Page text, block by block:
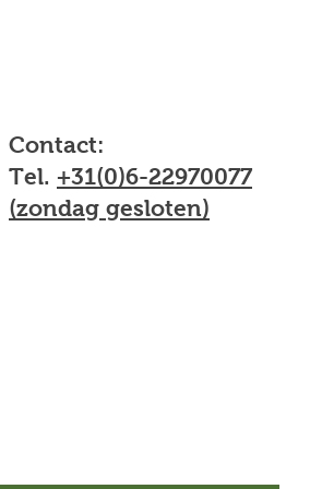
Contact:
Tel. +31(0)6-22970077
(zondag gesloten)